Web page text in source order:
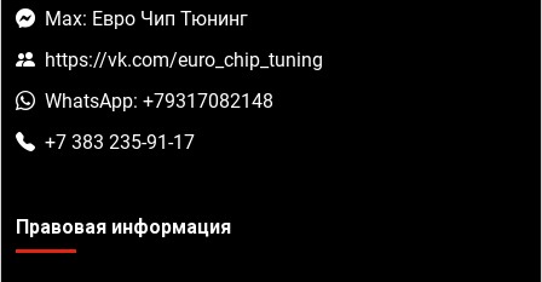
Max: Евро Чип Тюнинг
https://vk.com/euro_chip_tuning
WhatsApp: +79317082148
+7 383 235-91-17
Правовая информация